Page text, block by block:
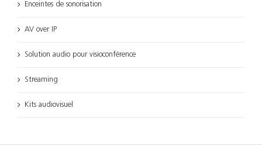
Enceintes de sonorisation
AV over IP
Solution audio pour visioconférence
Streaming
Kits audiovisuel